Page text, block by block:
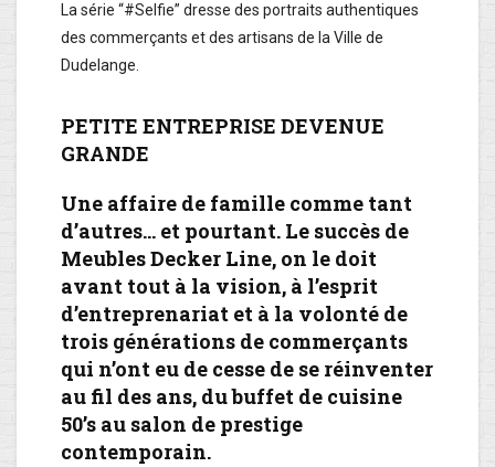
La série “#Selfie” dresse des portraits authentiques
des commerçants et des artisans de la Ville de
Dudelange.
PETITE ENTREPRISE DEVENUE
GRANDE
Une affaire de famille comme tant
d’autres… et pourtant. Le succès de
Meubles Decker Line, on le doit
avant tout à la vision, à l’esprit
d’entreprenariat et à la volonté de
trois générations de commerçants
qui n’ont eu de cesse de se réinventer
au fil des ans, du buffet de cuisine
50’s au salon de prestige
contemporain.